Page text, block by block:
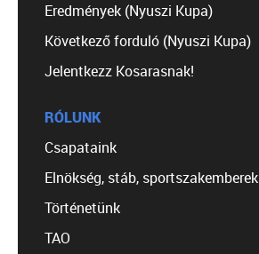
Eredmények (Nyuszi Kupa)
Következő forduló (Nyuszi Kupa)
Jelentkezz Kosarasnak!
RÓLUNK
Csapataink
Elnökség, stáb, sportszakemberek
Történetünk
TAO